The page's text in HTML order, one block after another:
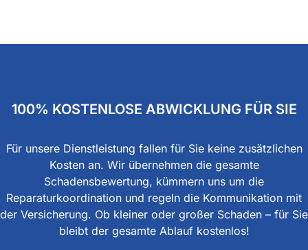
100% KOSTENLOSE ABWICKLUNG FÜR SIE
Für unsere Dienstleistung fallen für Sie keine zusätzlichen
Kosten an. Wir übernehmen die gesamte
Schadensbewertung, kümmern uns um die
Reparaturkoordination und regeln die Kommunikation mit
der Versicherung. Ob kleiner oder großer Schaden – für Sie
bleibt der gesamte Ablauf kostenlos!